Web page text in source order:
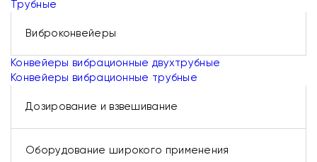
Трубные
Виброконвейеры
Конвейеры вибрационные двухтрубные
Конвейеры вибрационные трубные
Дозирование и взвешивание
Оборудование широкого применения